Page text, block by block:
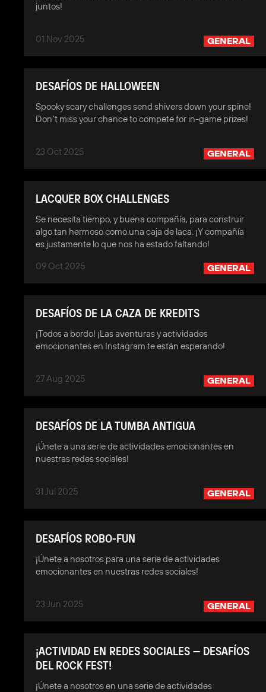
juntos!
01 Nov 2025 GENERAL
DESAFÍOS DE HALLOWEEN
Spooky scary challenges send shivers down your spine!
Don’t miss your chance to compete for in-game prizes!
23 Oct 2025 GENERAL
LACQUER BOX CHALLENGES
Se necesita tiempo, y buena compañía, para construir
algo tan hermoso como una caja de laca. ¡Y compañía
es justamente lo que nos ha estado faltando!
09 Oct 2025
GENERAL
DESAFÍOS DE LA CAZA DE KREDITS
¡Todos a bordo! ¡Las aventuras y actividades
emocionantes en Instagram te están esperando!
27 Aug 2025 GENERAL
DESAFÍOS DE LA TUMBA ANTIGUA
¡Únete a una serie de actividades emocionantes en
nuestras redes sociales!
31 Jul 2025 GENERAL
DESAFÍOS ROBO-FUN
¡Únete a nosotros para una serie de actividades
emocionantes en nuestras redes sociales!
23 Jun 2025 GENERAL
¡ACTIVIDAD EN REDES SOCIALES — DESAFÍOS
DEL ROCK FEST!
¡Únete a nosotros en una serie de actividades